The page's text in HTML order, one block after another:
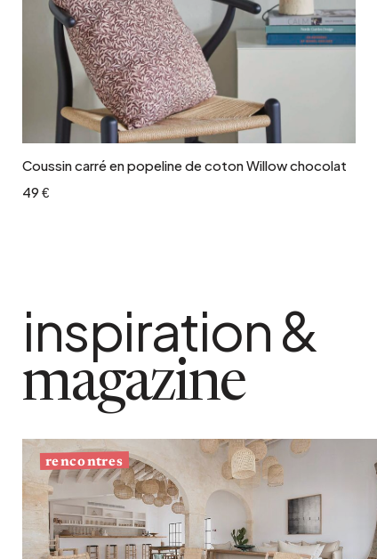
Ajouter au panier
Coussin carré en popeline de coton Willow chocolat
49 €
inspiration &
magazine
rencontres